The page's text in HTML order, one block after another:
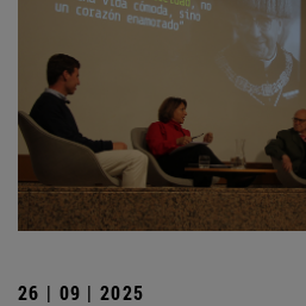
26 | 09 | 2025